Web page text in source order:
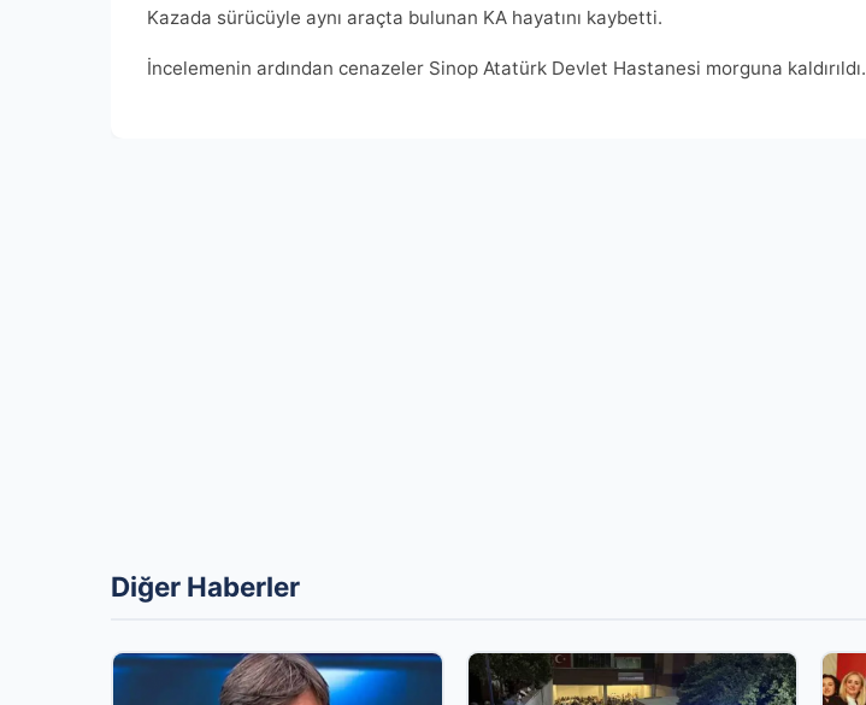
Kazada sürücüyle aynı araçta bulunan KA hayatını kaybetti.
İncelemenin ardından cenazeler Sinop Atatürk Devlet Hastanesi morguna kaldırıldı.
Diğer Haberler